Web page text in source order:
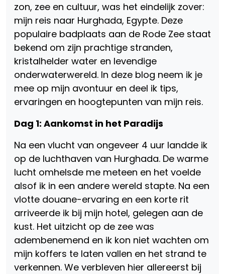
zon, zee en cultuur, was het eindelijk zover:
mijn reis naar Hurghada, Egypte. Deze
populaire badplaats aan de Rode Zee staat
bekend om zijn prachtige stranden,
kristalhelder water en levendige
onderwaterwereld. In deze blog neem ik je
mee op mijn avontuur en deel ik tips,
ervaringen en hoogtepunten van mijn reis.
Dag 1: Aankomst in het Paradijs
Na een vlucht van ongeveer 4 uur landde ik
op de luchthaven van Hurghada. De warme
lucht omhelsde me meteen en het voelde
alsof ik in een andere wereld stapte. Na een
vlotte douane-ervaring en een korte rit
arriveerde ik bij mijn hotel, gelegen aan de
kust. Het uitzicht op de zee was
adembenemend en ik kon niet wachten om
mijn koffers te laten vallen en het strand te
verkennen. We verbleven hier allereerst bij